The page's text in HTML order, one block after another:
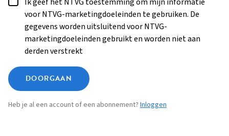
voor NTVG-marketingdoeleinden te gebruiken. De
gegevens worden uitsluitend voor NTVG-
marketingdoeleinden gebruikt en worden niet aan
derden verstrekt
DOORGAAN
Heb je al een account of een abonnement? Inloggen